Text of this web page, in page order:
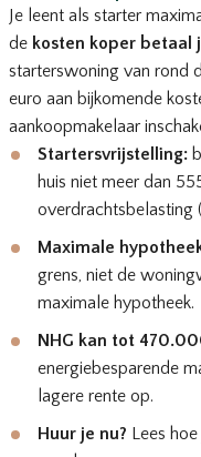
Je leent als starter
de kosten koper betaal
starterswoning van rond
euro aan bijkomende
aankoopmakelaar
Startersvrijstelling:
huis niet meer dan
overdrachtsbelasting
Maximale
grens, niet de
maximale hypotheek.
NHG kan tot
energiebesparende
lagere rente op.
Huur je nu? Lees